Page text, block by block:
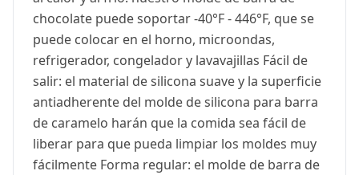
chocolate puede soportar -40°F - 446°F, que se
puede colocar en el horno, microondas,
refrigerador, congelador y lavavajillas Fácil de
salir: el material de silicona suave y la superficie
antiadherente del molde de silicona para barra
de caramelo harán que la comida sea fácil de
liberar para que pueda limpiar los moldes muy
fácilmente Forma regular: el molde de barra de